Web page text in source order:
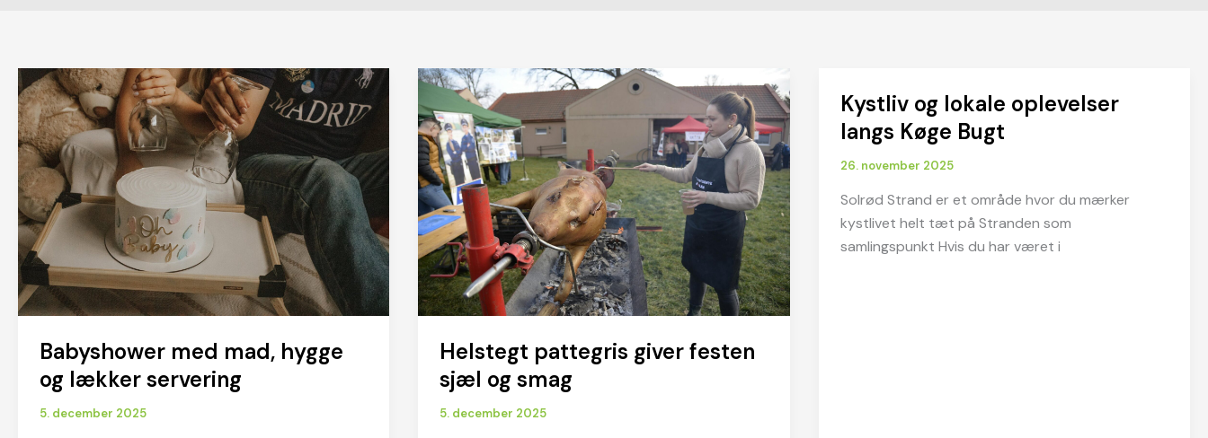
Babyshower med mad, hygge
og lækker servering
5. december 2025
Helstegt pattegris giver festen
sjæl og smag
5. december 2025
Kystliv og lokale oplevelser
langs Køge Bugt
26. november 2025
Solrød Strand er et område hvor du mærker
kystlivet helt tæt på Stranden som
samlingspunkt Hvis du har været i